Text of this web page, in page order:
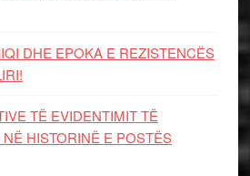
DHE EPOKA E REZISTENCЁS
TË EVIDENTIMIT TË
HISTORINË E POSTËS